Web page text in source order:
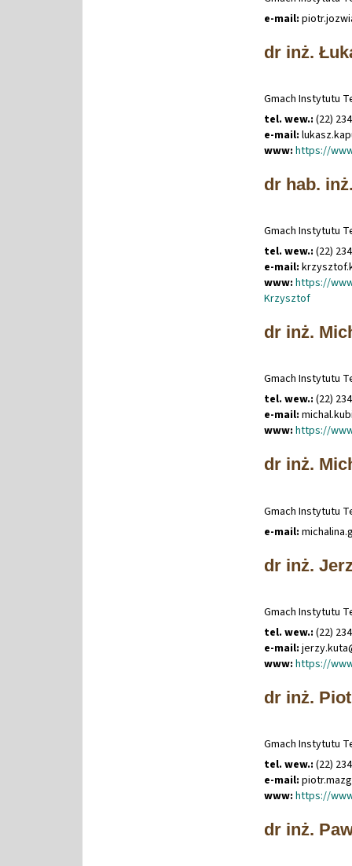
e-mail: piotr.
dr inż.
Gmach Instytutu
tel. wew.: (22)
e-mail: lukasz.
www: https://
dr hab.
Gmach Instytutu
tel. wew.: (22)
e-mail: krzysztof.
www: https://
Krzysztof
dr inż.
Gmach Instytutu
tel. wew.: (22)
e-mail: michal.
www: https://
dr inż.
Gmach Instytutu
e-mail: michalina.
dr inż.
Gmach Instytutu
tel. wew.: (22)
e-mail: jerzy.
www: https://
dr inż.
Gmach Instytutu
tel. wew.: (22)
e-mail: piotr.
www: https://
dr inż.